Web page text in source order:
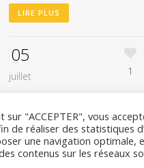
LIRE PLUS
05
juillet 1
sur "ACCEPTER", vous
de réaliser des statistiques
une navigation optimale,
contenus sur les réseaux